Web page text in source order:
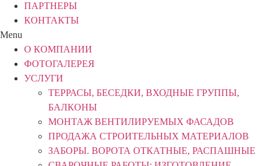
ПАРТНЕРЫ
КОНТАКТЫ
Menu
О КОМПАНИИ
ФОТОГАЛЕРЕЯ
УСЛУГИ
ТЕРРАСЫ, БЕСЕДКИ, ВХОДНЫЕ ГРУППЫ,
БАЛКОНЫ
МОНТАЖ ВЕНТИЛИРУЕМЫХ ФАСАДОВ
ПРОДАЖА СТРОИТЕЛЬНЫХ МАТЕРИАЛОВ
ЗАБОРЫ. ВОРОТА ОТКАТНЫЕ, РАСПАШНЫЕ